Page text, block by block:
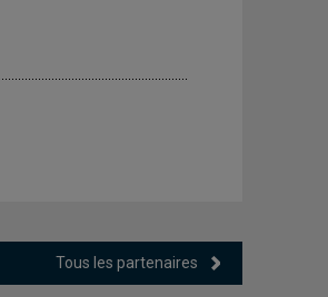
Tous les partenaires